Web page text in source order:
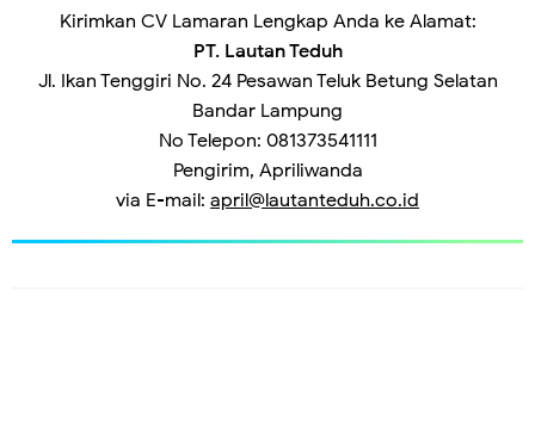
Kirimkan CV Lamaran Lengkap Anda ke Alamat:
PT. Lautan Teduh
Jl. Ikan Tenggiri No. 24 Pesawan Teluk Betung Selatan
Bandar Lampung
No Telepon: 081373541111
Pengirim, Apriliwanda
via E-mail: april@lautanteduh.co.id